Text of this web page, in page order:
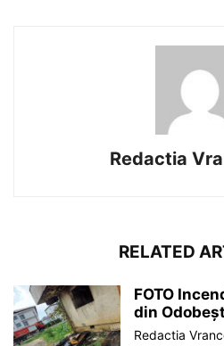
Redactia
RELATED
FOTO
din
Redactia